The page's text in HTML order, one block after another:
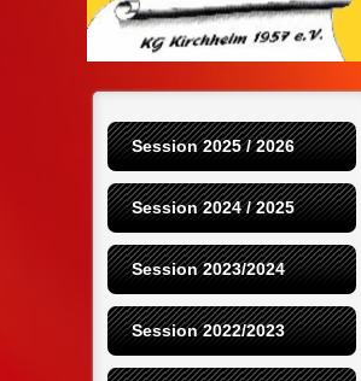
Session 2025 / 2026
Session 2024 / 2025
Session 2023/2024
Session 2022/2023